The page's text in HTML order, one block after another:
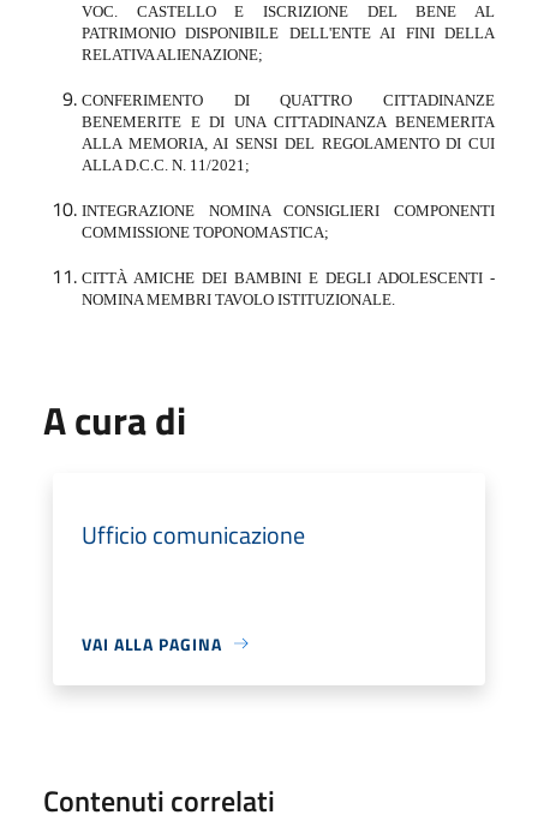
VOC. CASTELLO E ISCRIZIONE DEL BENE AL
PATRIMONIO DISPONIBILE DELL'ENTE AI FINI DELLA
RELATIVA ALIENAZIONE;
CONFERIMENTO DI QUATTRO CITTADINANZE
BENEMERITE E DI UNA CITTADINANZA BENEMERITA
ALLA MEMORIA, AI SENSI DEL REGOLAMENTO DI CUI
ALLA D.C.C. N. 11/2021;
INTEGRAZIONE NOMINA CONSIGLIERI COMPONENTI
COMMISSIONE TOPONOMASTICA;
CITTÀ AMICHE DEI BAMBINI E DEGLI ADOLESCENTI -
NOMINA MEMBRI TAVOLO ISTITUZIONALE.
A cura di
Ufficio comunicazione
VAI ALLA PAGINA
Contenuti correlati